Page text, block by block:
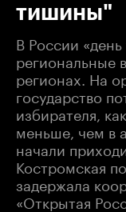
тишины"
В России
региональные
регионах. На
государство
избирателя,
меньше, чем в
начали
Костромская
задержала
«Открытая